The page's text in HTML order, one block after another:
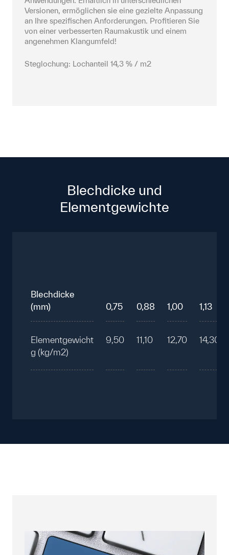
Versionen, ermöglichen sie eine gezielte Anpassung
an Ihre spezifischen Anforderungen. Profitieren Sie
von einer verbesserten Raumakustik und einem
angenehmen Klangumfeld!
Steglochung: Lochanteil 14,3 % / m2
Blechdicke und
Elementgewichte
Blechdicke
(mm)
Elementgewicht
g (kg/m2)
0,75
9,50
0,88
11,10
1,00
12,70
1,13
14,30